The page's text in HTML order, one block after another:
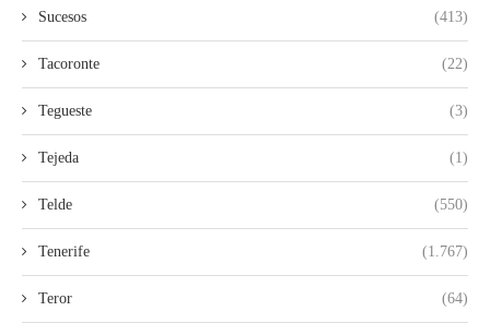
Sucesos (413)
Tacoronte (22)
Tegueste (3)
Tejeda (1)
Telde (550)
Tenerife (1.767)
Teror (64)